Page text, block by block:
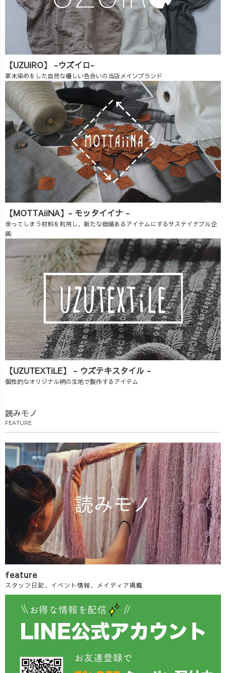
【UZUiRO】 -ウズイロ-
草木染めをした自然な優しい色合いの当店メインブランド
【MOTTAiiNA】- モッタイイナ -
余ってしまう材料を利用し、新たな価値あるアイテムにするサステイナブル企
画
【UZUTEXTiLE】 - ウズテキスタイル -
個性的なオリジナル柄の生地で製作するアイテム
読みモノ
FEATURE
feature
スタッフ日記、イベント情報、メイディア掲載